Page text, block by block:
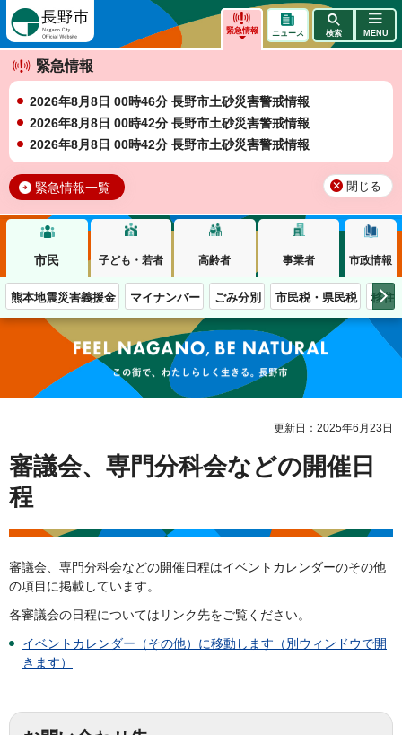
緊急情報
緊急情報
2026年8月8日 00時46分 長野市土砂災害警戒情報
2026年8月8日 00時42分 長野市土砂災害警戒情報
2026年8月8日 00時42分 長野市土砂災害警戒情報
緊急情報一覧 閉じる
ニュース 検索 MENU
市民 子ども・若者 高齢者 事業者 市政情報
熊本地震災害義援金 マイナンバー ごみ分別 市民税・県民税 移住
この街で、わたしらしく生きる。長野市
更新日：2025年6月23日
審議会、専門分科会などの開催日
程
審議会、専門分科会などの開催日程はイベントカレンダーのその他
の項目に掲載しています。
各審議会の日程についてはリンク先をご覧ください。
イベントカレンダー（その他）に移動します（別ウィンドウで開
きます）